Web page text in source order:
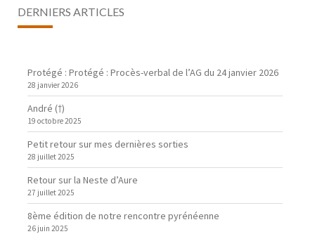
DERNIERS ARTICLES
Protégé : Protégé : Procès-verbal de l’AG du 24 janvier 2026
28 janvier 2026
André (†)
19 octobre 2025
Petit retour sur mes dernières sorties
28 juillet 2025
Retour sur la Neste d’Aure
27 juillet 2025
8ème édition de notre rencontre pyrénéenne
26 juin 2025